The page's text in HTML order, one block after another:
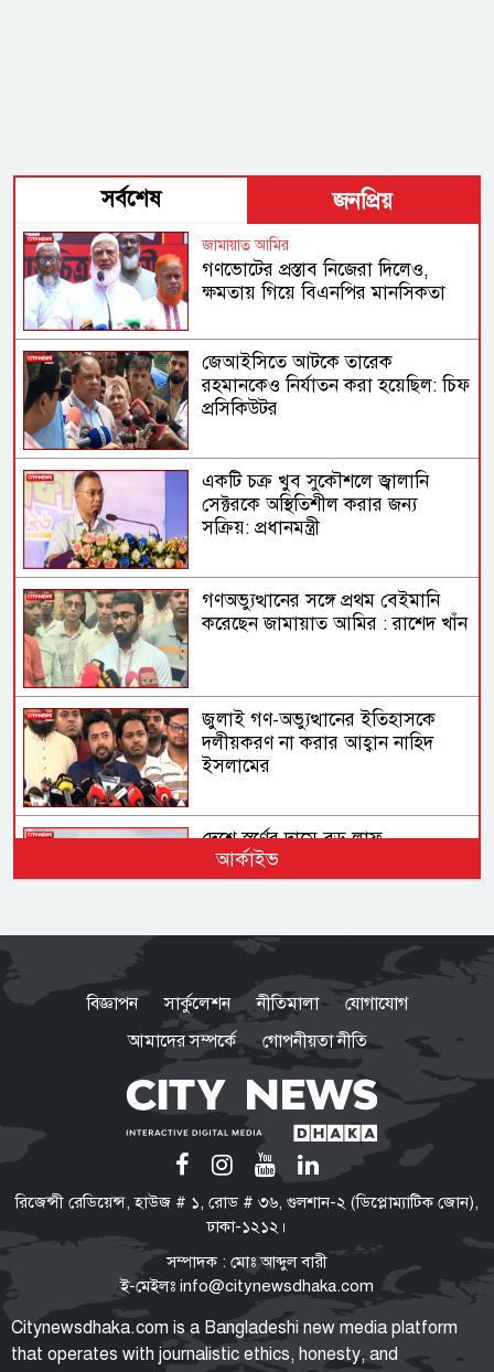
সর্বশেষ জনপ্রিয়
জামায়াত আমির
গণভোটের প্রস্তাব নিজেরা দিলেও,
ক্ষমতায় গিয়ে বিএনপির মানসিকতা
জেআইসিতে আটকে তারেক
রহমানকেও নির্যাতন করা হয়েছিল: চিফ
প্রসিকিউটর
একটি চক্র খুব সুকৌশলে জ্বালানি
সেক্টরকে অস্থিতিশীল করার জন্য
সক্রিয়: প্রধানমন্ত্রী
গণঅভ্যুত্থানের সঙ্গে প্রথম বেইমানি
করেছেন জামায়াত আমির : রাশেদ খাঁন
জুলাই গণ-অভ্যুত্থানের ইতিহাসকে
দলীয়করণ না করার আহ্বান নাহিদ
ইসলামের
দেশে স্বর্ণের দামে বড় লাফ
ভারতে যেভাবে দিন কাটাচ্ছেন পলাতক
আ.লীগ নেতারা
ড্যাবের প্রতিষ্ঠাবার্ষিকীতে প্রধানমন্ত্রী
তারেক রহমান
মুক্তিযুদ্ধ ছিলো জনতার, কোনো
রাজনৈতিক দলের নয়: ভারপ্রাপ্ত
রাষ্ট্রপতি
আর্কাইভ
বিজ্ঞাপন সার্কুলেশন নীতিমালা
যোগাযোগ
আমাদের সম্পর্কে
গোপনীয়তা নীতি
রিজেন্সী রেডিয়েন্স, হাউজ # ১, রোড # ৩৬, গুলশান-২ (ডিপ্লোম্যাটিক জোন),
ঢাকা-১২১২।
সম্পাদক : মোঃ আব্দুল বারী
ই-মেইলঃ info@citynewsdhaka.com
Citynewsdhaka.com is a Bangladeshi new media platform
that operates with journalistic ethics, honesty, and